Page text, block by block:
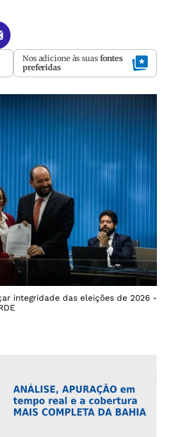
Nos adicione às suas fontes
preferidas
integridade das eleições de 2026 -